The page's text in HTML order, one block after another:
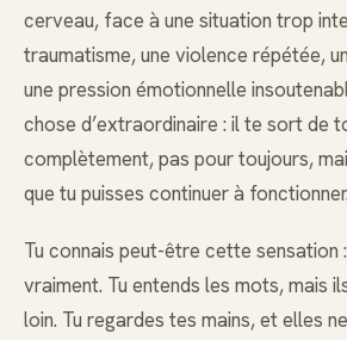
cerveau, face à une situation trop
traumatisme, une violence répétée,
une pression émotionnelle
chose d’extraordinaire : il te sort de
complètement, pas pour toujours,
que tu puisses continuer à fonctionner.
Tu connais peut-être cette sensation
vraiment. Tu entends les mots, mais
loin. Tu regardes tes mains, et elles